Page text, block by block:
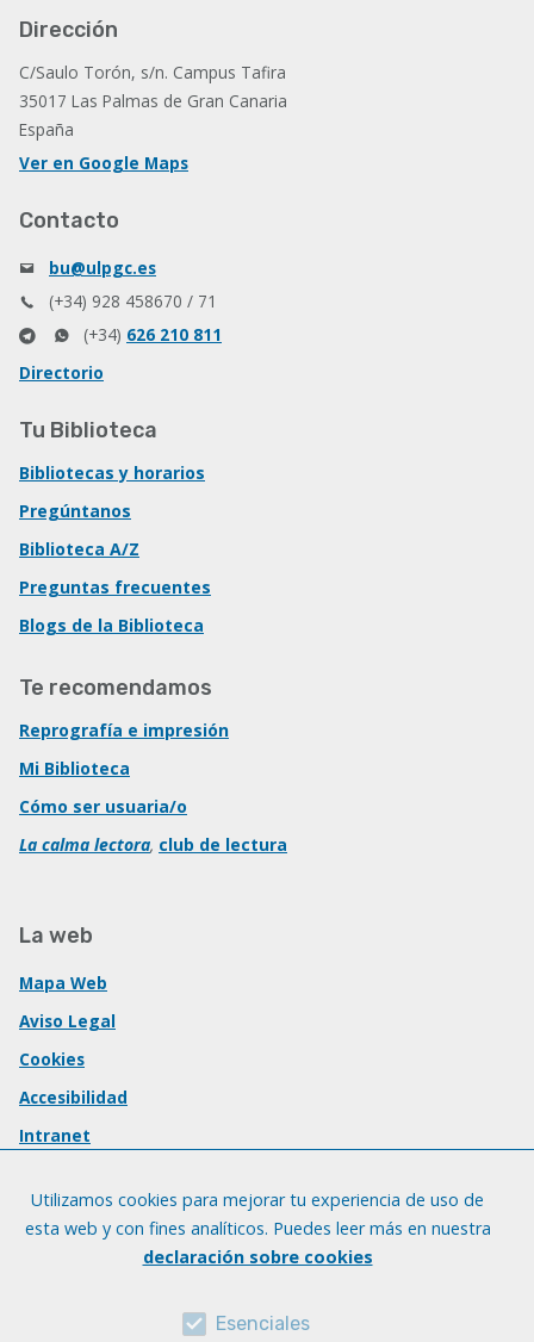
Dirección
C/Saulo Torón, s/n. Campus Tafira
35017 Las Palmas de Gran Canaria
España
Ver en Google Maps
Contacto
bu@ulpgc.es
(+34) 928 458670 / 71
(+34) 626 210 811
Directorio
Tu Biblioteca
Bibliotecas y horarios
Pregúntanos
Biblioteca A/Z
Preguntas frecuentes
Blogs de la Biblioteca
Te recomendamos
Reprografía e impresión
Mi Biblioteca
Cómo ser usuaria/o
La calma lectora, club de lectura
La web
Mapa Web
Aviso Legal
Cookies
Accesibilidad
Intranet
Utilizamos cookies para mejorar tu experiencia de uso de
esta web y con fines analíticos. Puedes leer más en nuestra
declaración sobre cookies
Esenciales